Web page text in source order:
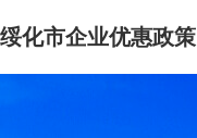
绥化市企业优惠政策